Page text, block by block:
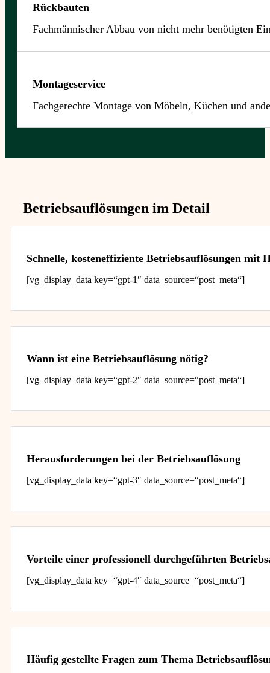
Rückbauten
Fachmännischer Abbau von nicht mehr benötigten
Montageservice
Fachgerechte Montage von Möbeln, Küchen und
Betriebsauflösungen im Detail
Schnelle, kosteneffiziente Betriebsauflösungen mit
[vg_display_data key=“gpt-1″ data_source=“post_meta“]
Wann ist eine Betriebsauflösung nötig?
[vg_display_data key=“gpt-2″ data_source=“post_meta“]
Herausforderungen bei der Betriebsauflösung
[vg_display_data key=“gpt-3″ data_source=“post_meta“]
Vorteile einer professionell durchgeführten
[vg_display_data key=“gpt-4″ data_source=“post_meta“]
Häufig gestellte Fragen zum Thema